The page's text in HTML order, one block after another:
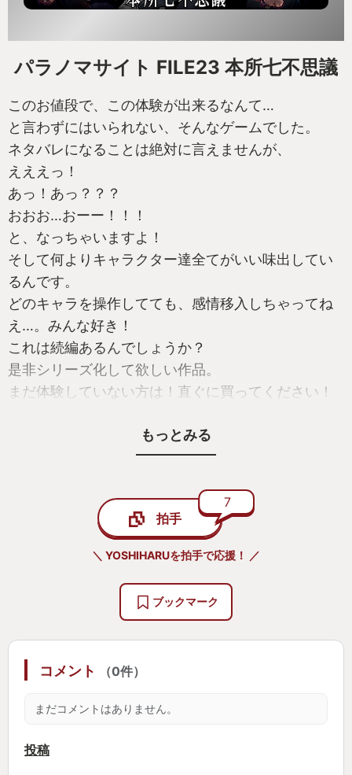
パラノマサイト FILE23 本所七不思議
このお値段で、この体験が出来るなんて…
と言わずにはいられない、そんなゲームでした。
ネタバレになることは絶対に言えませんが、
えええっ！
あっ！あっ？？？
おおお…おーー！！！
と、なっちゃいますよ！
そして何よりキャラクター達全てがいい味出してい
るんです。
どのキャラを操作してても、感情移入しちゃってね
え…。みんな好き！
これは続編あるんでしょうか？
是非シリーズ化して欲しい作品。
まだ体験していない方は！直ぐに買ってください！
むしろ知らないほうが後悔ですからね！
もっとみる
拍手
7
＼ YOSHIHARUを拍手で応援！ ／
ブックマーク
コメント （0件）
まだコメントはありません。
投稿